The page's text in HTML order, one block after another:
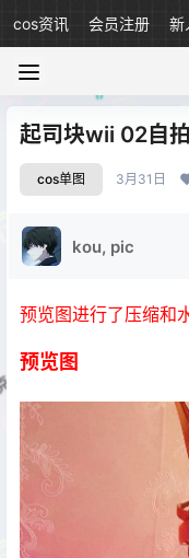
cos资讯 会员注册 新
起司块wii 02自
cos单图 3月31日
kou, pic
预览图进行了压缩和
预览图